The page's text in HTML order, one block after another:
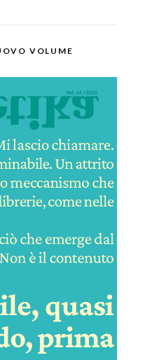
VOLUME